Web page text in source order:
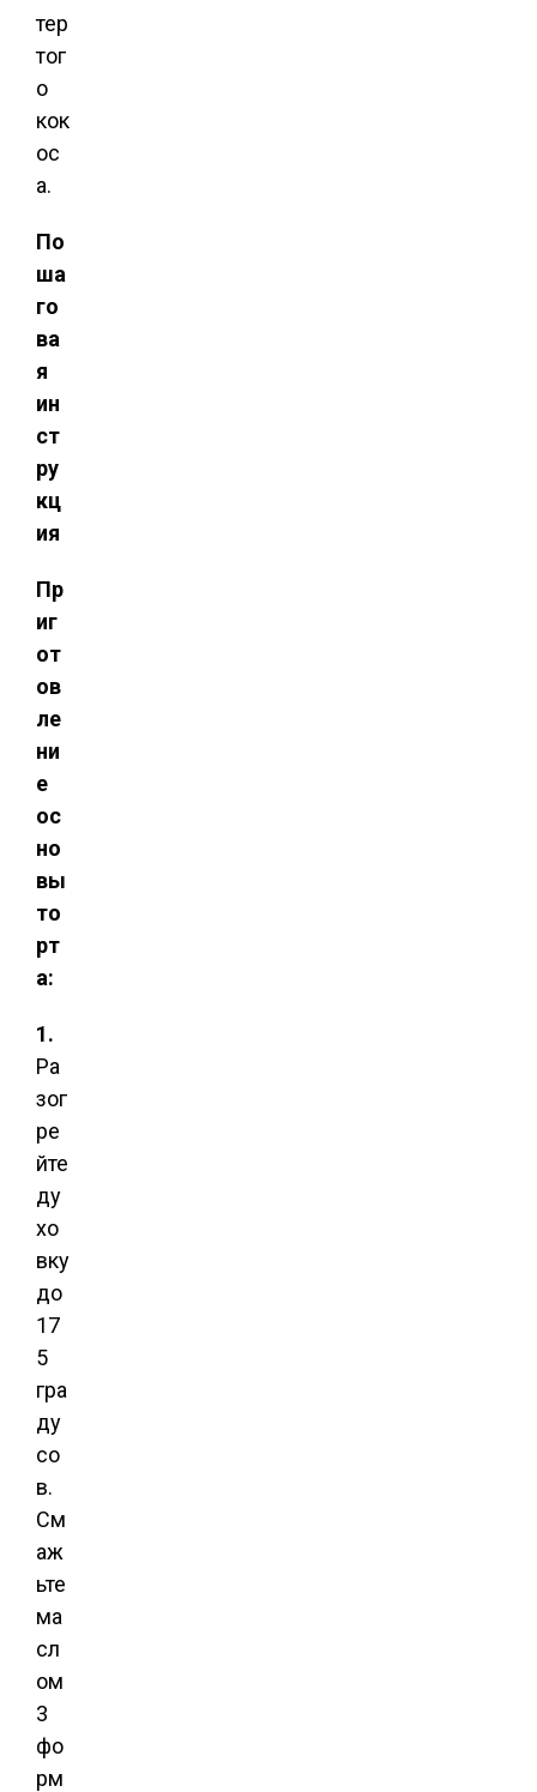
тер
тог
о
кок
ос
а.
По
ша
го
ва
я
ин
ст
ру
кц
ия
Пр
иг
от
ов
ле
ни
е
ос
но
вы
то
рт
а:
1.
Ра
зог
ре
йте
ду
хо
вку
до
17
5
гра
ду
со
в.
См
аж
ьте
ма
сл
ом
3
фо
рм